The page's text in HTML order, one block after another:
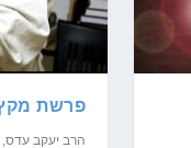
פרשת
הרב יעקב עדס,